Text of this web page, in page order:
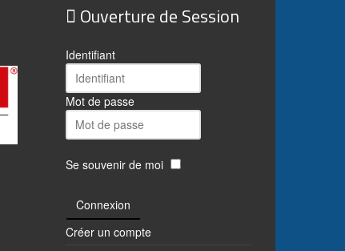
Ouverture de Session
Identifiant
Mot de passe
Se souvenir de moi
Connexion
Créer un compte